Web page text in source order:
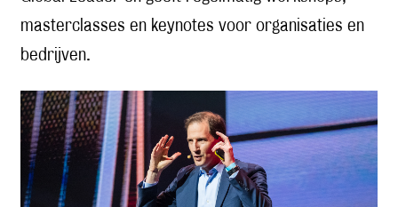
masterclasses en keynotes voor organisaties en
bedrijven.